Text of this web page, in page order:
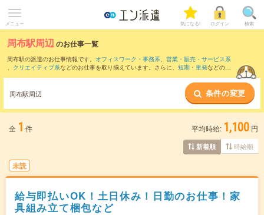
メニュー 気になる! ログイン 検索
周布駅周辺のお仕事一覧
周布駅の派遣のお仕事情報です。 オフィスワーク・事務系、 営業・販売・サービス系
、 クリエイティブ系などのお仕事を取り揃えています。さらに、 短期 ・ 単発などの期
また、浜田駅
など近隣駅のお仕事もご確認
いただけます。
周布駅周辺 条件の変更
全 1 件 平均時給: 1,100 円
新着順 時給順
未読
給与即払いOK！土日休み！日勤のお仕事！家
具組み立て梱包など